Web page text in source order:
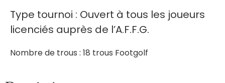
Type tournoi : Ouvert à tous les joueurs
licenciés auprès de l’A.F.F.G.
Nombre de trous : 18 trous Footgolf